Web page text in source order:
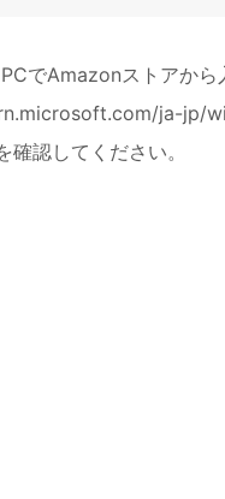
でAmazonストアか
ja-jp/
認してください。